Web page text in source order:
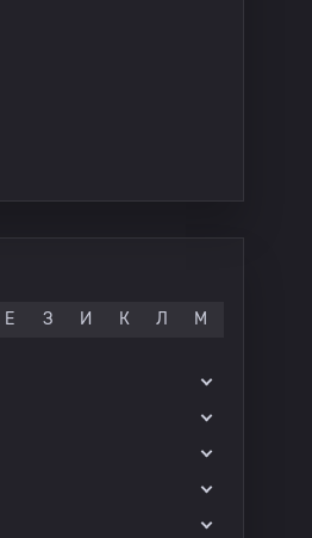
Е З И К Л М